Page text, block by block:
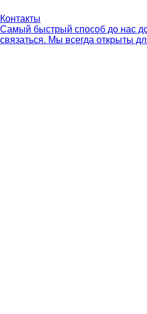
Контакты
Самый быстрый способ до нас
связаться. Мы всегда открыты